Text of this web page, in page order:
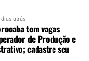
dias atrás
tem vagas
de Produção e
cadastre seu